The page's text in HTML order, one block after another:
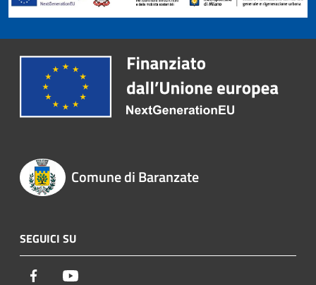
Comune di Baranzate
SEGUICI SU
Facebook